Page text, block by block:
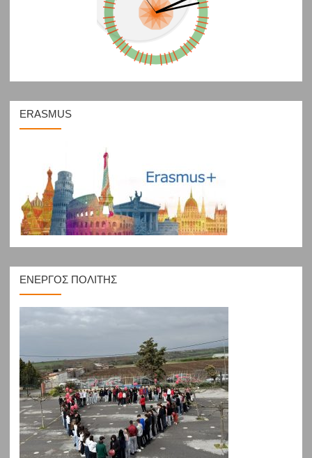
ERASMUS
ΕΝΕΡΓΟΣ ΠΟΛΙΤΗΣ